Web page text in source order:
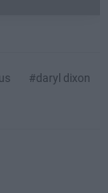
#daryl dixon